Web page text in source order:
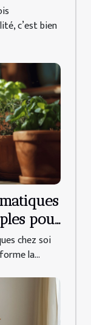
c’est bien
pour
chez soi
la...